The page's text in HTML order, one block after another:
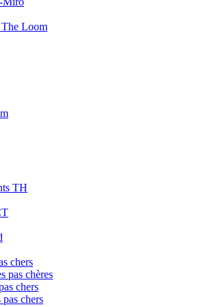
Loom
TH
chers
pas chères
chers
pas chers